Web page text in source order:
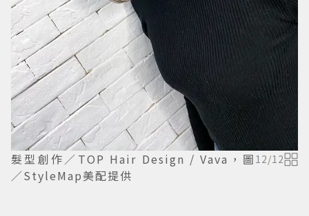
髮型創作／TOP Hair Design / Vava，圖
／StyleMap美配提供
12/12